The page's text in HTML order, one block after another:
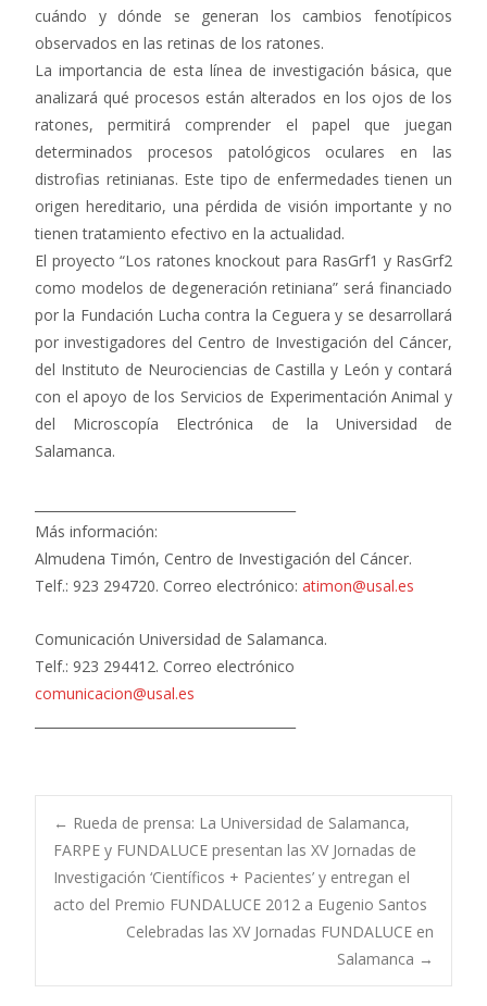
cuándo y dónde se generan los cambios fenotípicos
observados en las retinas de los ratones.
La importancia de esta línea de investigación básica, que
analizará qué procesos están alterados en los ojos de los
ratones, permitirá comprender el papel que juegan
determinados procesos patológicos oculares en las
distrofias retinianas. Este tipo de enfermedades tienen un
origen hereditario, una pérdida de visión importante y no
tienen tratamiento efectivo en la actualidad.
El proyecto “Los ratones knockout para RasGrf1 y RasGrf2
como modelos de degeneración retiniana” será financiado
por la Fundación Lucha contra la Ceguera y se desarrollará
por investigadores del Centro de Investigación del Cáncer,
del Instituto de Neurociencias de Castilla y León y contará
con el apoyo de los Servicios de Experimentación Animal y
del Microscopía Electrónica de la Universidad de
Salamanca.
Más información:
Almudena Timón, Centro de Investigación del Cáncer.
Telf.: 923 294720. Correo electrónico: atimon@usal.es
Comunicación Universidad de Salamanca.
Telf.: 923 294412. Correo electrónico
comunicacion@usal.es
Navegación
de
entradas
← Rueda de prensa: La Universidad de Salamanca,
FARPE y FUNDALUCE presentan las XV Jornadas de
Investigación ‘Científicos + Pacientes’ y entregan el
acto del Premio FUNDALUCE 2012 a Eugenio Santos
Celebradas las XV Jornadas FUNDALUCE en
Salamanca →